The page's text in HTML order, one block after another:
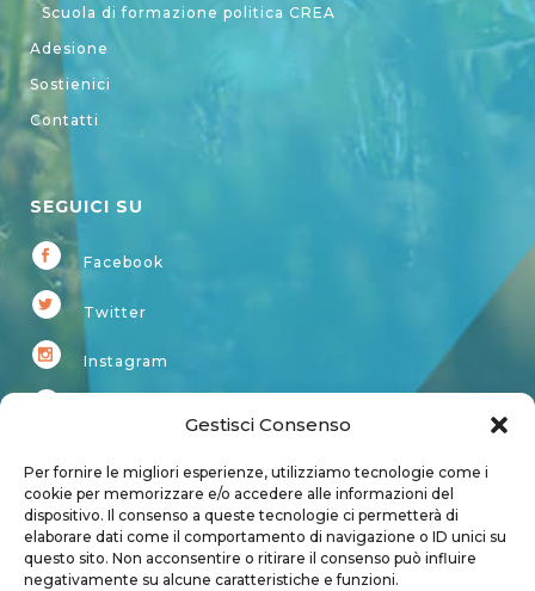
Gestisci Consenso
Per fornire le migliori esperienze, utilizziamo tecnologie come i
cookie per memorizzare e/o accedere alle informazioni del
dispositivo. Il consenso a queste tecnologie ci permetterà di
elaborare dati come il comportamento di navigazione o ID unici su
questo sito. Non acconsentire o ritirare il consenso può influire
negativamente su alcune caratteristiche e funzioni.
Scuola di formazione politica CREA
Adesione
Sostienici
Contatti
SEGUICI SU
Facebook
Twitter
Instagram
Account
Login